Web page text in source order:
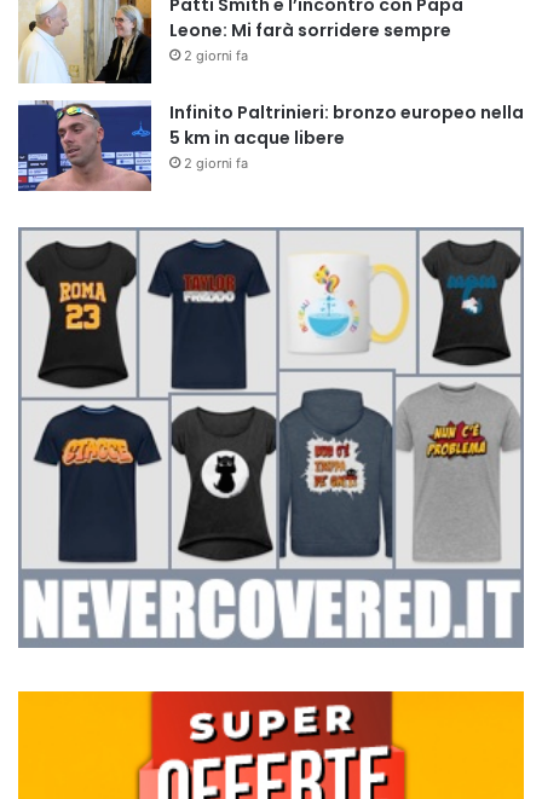
Leone: Mi farà sorridere sempre
2 giorni fa
Infinito Paltrinieri: bronzo europeo nella
5 km in acque libere
2 giorni fa